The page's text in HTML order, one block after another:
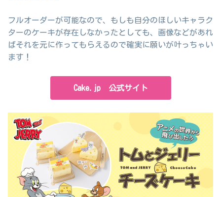
フルオーダーが可能なので、もしも自分のほしいキャラク
ターのケーキが存在しなかったとしても、画像などがあれ
ばそれを元に作ってもらえるので確実に願いが叶っちゃい
ます！
Cake.jp 公式サイト